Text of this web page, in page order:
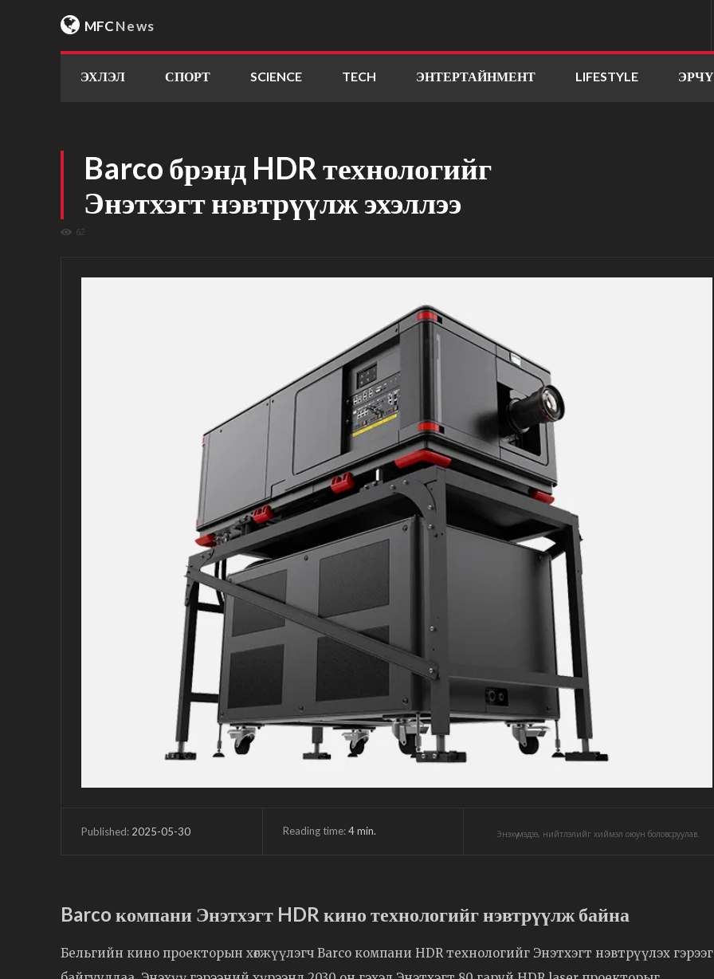
MFCNews
ЭХЛЭЛ СПОРТ SCIENCE TECH ЭНТЕРТАЙНМЕНТ LIFESTYLE
Barco брэнд HDR технологийг
Энэтхэгт нэвтрүүлж эхэллээ
62
Published: 2025-05-30 Reading time:4min. Энэхүү мэдээ, нийтлэлийг хиймэл оюун боловсруулав.
Barco компани Энэтхэгт HDR кино технологийг нэвтрүүлж байна
Бельгийн кино проекторын хөгжүүлэгч Barco компани HDR технологийг Энэтхэгт нэвтрүүлэх гэрээг